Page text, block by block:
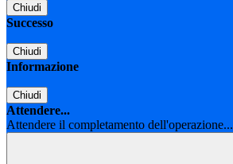
Chiudi
Successo
Chiudi
Informazione
Chiudi
Attendere...
Attendere il completamento dell'operazione...